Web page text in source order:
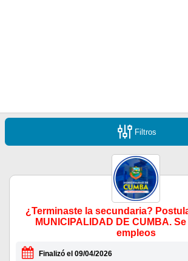
Filtros
¿Terminaste la secundaria?
MUNICIPALIDAD DE CUMBA.
empleos
Finalizó el 09/04/2026